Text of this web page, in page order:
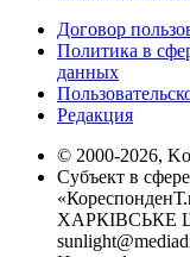
Договор
Политика в
данных
Редакция
© 2000-2026,
Субъект в
ХАРКІВСЬКЕ